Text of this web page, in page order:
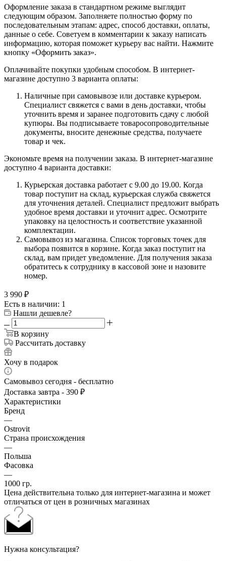
Оформление заказа в стандартном режиме выглядит
следующим образом. Заполняете полностью форму по
последовательным этапам: адрес, способ доставки, оплаты,
данные о себе. Советуем в комментарии к заказу написать
информацию, которая поможет курьеру вас найти. Нажмите
кнопку «Оформить заказ».
Оплачивайте покупки удобным способом. В интернет-
магазине доступно 3 варианта оплаты:
Наличные при самовывозе или доставке курьером.
Специалист свяжется с вами в день доставки, чтобы
уточнить время и заранее подготовить сдачу с любой
купюры. Вы подписываете товаросопроводительные
документы, вносите денежные средства, получаете
товар и чек.
Экономьте время на получении заказа. В интернет-магазине
доступно 4 варианта доставки:
Курьерская доставка работает с 9.00 до 19.00. Когда
товар поступит на склад, курьерская служба свяжется
для уточнения деталей. Специалист предложит выбрать
удобное время доставки и уточнит адрес. Осмотрите
упаковку на целостность и соответствие указанной
комплектации.
Самовывоз из магазина. Список торговых точек для
выбора появится в корзине. Когда заказ поступит на
склад, вам придет уведомление. Для получения заказа
обратитесь к сотруднику в кассовой зоне и назовите
номер.
3 990 ₽
Есть в наличии: 1
Нашли дешевле?
В корзину
Рассчитать доставку
Хочу в подарок
Самовывоз сегодня - бесплатно
Доставка завтра - 390 ₽
Характеристики
Бренд
—
Ostrovit
Страна происхождения
—
Польша
Фасовка
—
1000 гр.
Цена действительна только для интернет-магазина и может
отличаться от цен в розничных магазинах
Нужна консультация?